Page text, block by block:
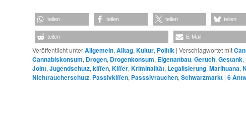
teilen teilen teilen teilen
teilen E-Mail
Veröffentlicht unterAllgemein, Alltag, Kultur, Politik | Verschlagwortet mit
Cannabiskonsum, Drogen, Drogenkonsum, Eigenanbau, Geruch, Gestank,
Joint, Jugendschutz, kiffen, Kiffer, Kriminalität, Legalisierung, Marihuana,
Nichtraucherschutz, Passivkiffen, Passsivrauchen, Schwarzmarkt | 6